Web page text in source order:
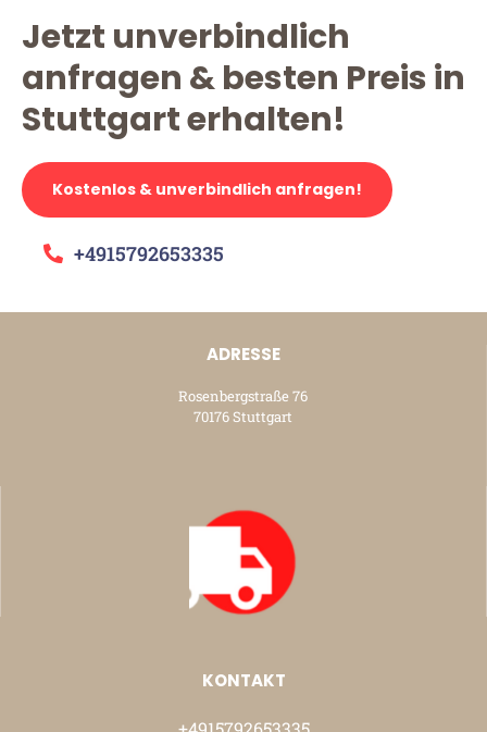
Jetzt unverbindlich
anfragen & besten Preis in
Stuttgart erhalten!
Kostenlos & unverbindlich anfragen!
+4915792653335
ADRESSE
Rosenbergstraße 76
70176 Stuttgart
KONTAKT